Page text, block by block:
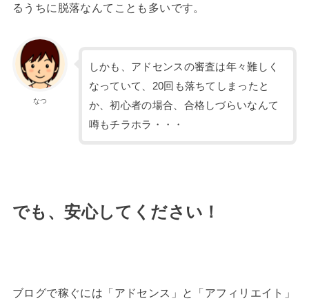
るうちに脱落なんてことも多いです。
なつ
しかも、アドセンスの審査は年々難しく
なっていて、20回も落ちてしまったと
か、初心者の場合、合格しづらいなんて
噂もチラホラ・・・
でも、安心してください！
ブログで稼ぐには「アドセンス」と「アフィリエイト」